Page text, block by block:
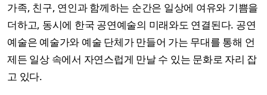
가족, 친구, 연인과 함께하는 순간은 일상에 여유와 기쁨을
더하고, 동시에 한국 공연예술의 미래와도 연결된다. 공연
예술은 예술가와 예술 단체가 만들어 가는 무대를 통해 언
제든 일상 속에서 자연스럽게 만날 수 있는 문화로 자리 잡
고 있다.